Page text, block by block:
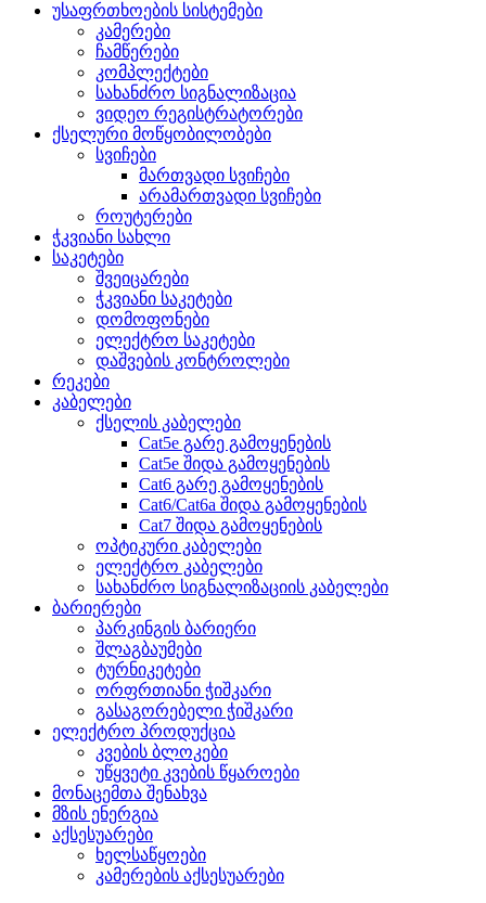
უსაფრთხოების სისტემები
კამერები
ჩამწერები
კომპლექტები
სახანძრო სიგნალიზაცია
ვიდეო რეგისტრატორები
ქსელური მოწყობილობები
სვიჩები
მართვადი სვიჩები
არამართვადი სვიჩები
როუტერები
ჭკვიანი სახლი
საკეტები
შვეიცარები
ჭკვიანი საკეტები
დომოფონები
ელექტრო საკეტები
დაშვების კონტროლები
რეკები
კაბელები
ქსელის კაბელები
Cat5e გარე გამოყენების
Cat5e შიდა გამოყენების
Cat6 გარე გამოყენების
Cat6/Cat6a შიდა გამოყენების
Cat7 შიდა გამოყენების
ოპტიკური კაბელები
ელექტრო კაბელები
სახანძრო სიგნალიზაციის კაბელები
ბარიერები
პარკინგის ბარიერი
შლაგბაუმები
ტურნიკეტები
ორფრთიანი ჭიშკარი
გასაგორებელი ჭიშკარი
ელექტრო პროდუქცია
კვების ბლოკები
უწყვეტი კვების წყაროები
მონაცემთა შენახვა
მზის ენერგია
აქსესუარები
ხელსაწყოები
კამერების აქსესუარები